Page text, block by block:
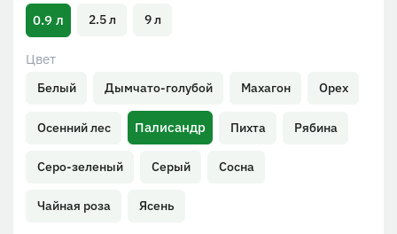
0.9 л
2.5 л 9 л
Цвет
Белый Дымчато-голубой Махагон Орех
Осенний лес Палисандр Пихта Рябина
Серо-зеленый Серый Сосна
Чайная роза Ясень